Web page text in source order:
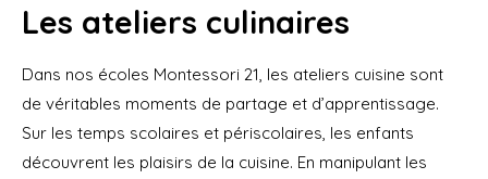
Les ateliers culinaires
Dans nos écoles Montessori 21, les ateliers cuisine sont
de véritables moments de partage et d’apprentissage.
Sur les temps scolaires et périscolaires, les enfants
découvrent les plaisirs de la cuisine. En manipulant les